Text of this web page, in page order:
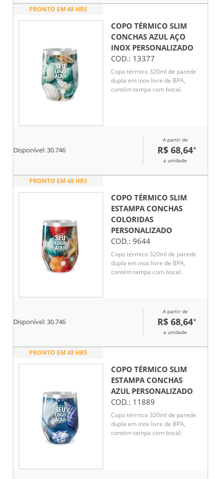
PRONTO EM 48 HRS
COPO TÉRMICO SLIM
CONCHAS AZUL AÇO
INOX PERSONALIZADO
COD.: 13377
Copo térmico 320ml de parede
dupla em inox livre de BPA,
contém tampa com bocal.
Disponível:30.746
A partir de
R$ 68,64*
a unidade
PRONTO EM 48 HRS
COPO TÉRMICO SLIM
ESTAMPA CONCHAS
COLORIDAS
PERSONALIZADO
COD.: 9644
Copo térmico 320ml de parede
dupla em inox livre de BPA,
contém tampa com bocal.
Disponível:30.746
A partir de
R$ 68,64*
a unidade
PRONTO EM 48 HRS
COPO TÉRMICO SLIM
ESTAMPA CONCHAS
AZUL PERSONALIZADO
COD.: 11889
Copo térmico 320ml de parede
dupla em inox livre de BPA,
contém tampa com bocal.